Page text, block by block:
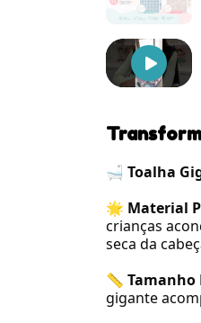
🛁 Toalha
🌟 Material
crianças
seca da
📏
gigante